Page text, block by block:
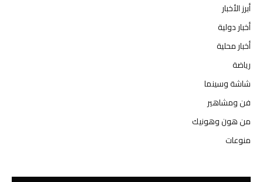
أبرز الأخبار
أخبار دولية
أخبار محلية
رياضة
شاشة وسينما
فن ومشاهير
من هون وهونيك
منوعات